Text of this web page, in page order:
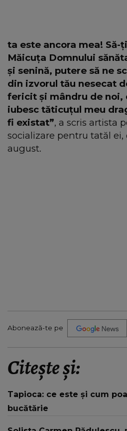
ta este ancora mea! Să-
Măicuța Domnului
și senină, putere să ne
din izvorul tău nesecat
fericit și mândru de noi,
iubesc tăticuțul meu
fi existat”, a scris artista
socializare pentru tatăl ei,
august.
Abonează-te pe
Citește și:
Tapioca: ce este și cum
bucătărie